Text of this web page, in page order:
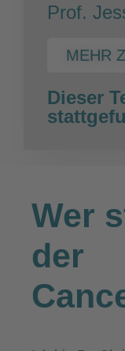
Prof.
MEHR
Dieser
Wer
der